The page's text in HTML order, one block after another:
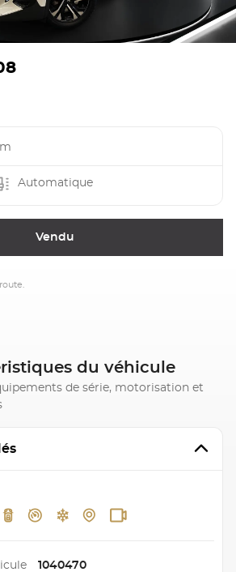
Automatique
Vendu
du véhicule
de série, motorisation et
1040470